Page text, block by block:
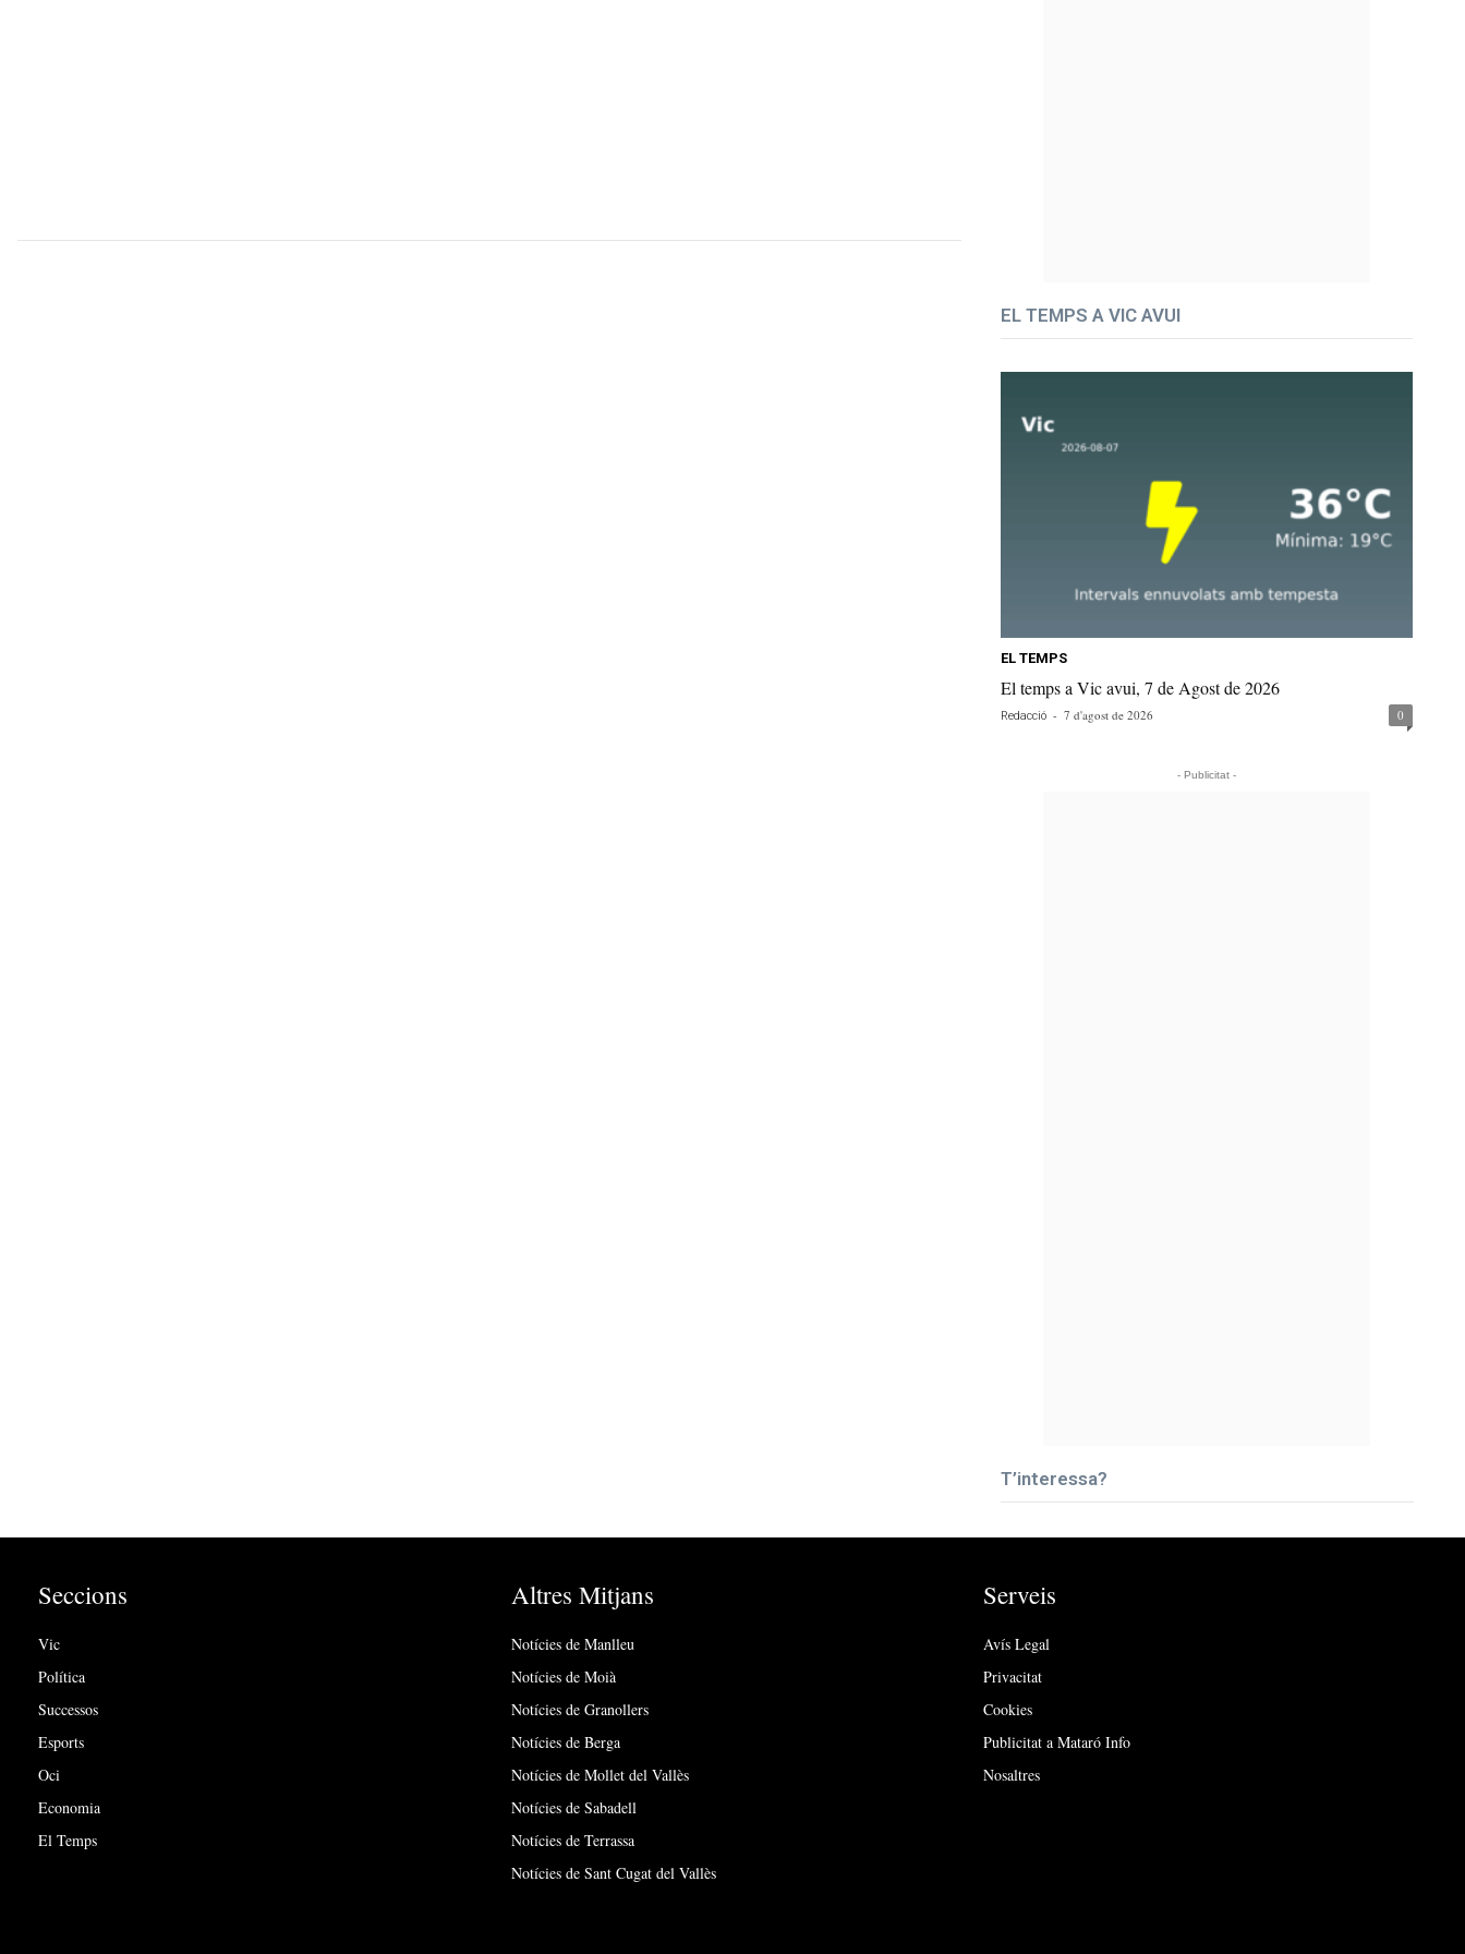
EL TEMPS A VIC AVUI
EL TEMPS
El temps a Vic avui, 7 de Agost de 2026
Redacció - 7 d'agost de 2026 0
- Publicitat -
T’interessa?
Seccions
Vic
Política
Successos
Esports
Oci
Economia
El Temps
Altres Mitjans
Notícies de Manlleu
Notícies de Moià
Notícies de Granollers
Notícies de Berga
Notícies de Mollet del Vallès
Notícies de Sabadell
Notícies de Terrassa
Notícies de Sant Cugat del Vallès
Serveis
Avís Legal
Privacitat
Cookies
Publicitat a Mataró Info
Nosaltres